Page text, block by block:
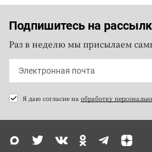
Подпишитесь на
Раз в неделю мы присылаем
Я даю согласие на обработку